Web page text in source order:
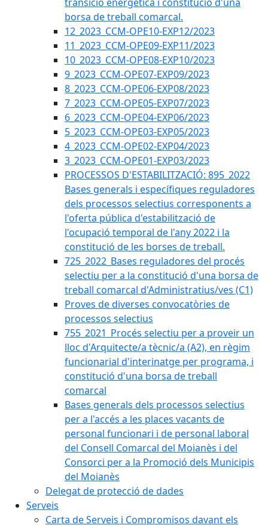
borsa de treball comarcal.
12_2023_CCM-OPE10-EXP12/2023
11_2023_CCM-OPE09-EXP11/2023
10_2023_CCM-OPE08-EXP10/2023
9_2023_CCM-OPE07-EXP09/2023
8_2023_CCM-OPE06-EXP08/2023
7_2023_CCM-OPE05-EXP07/2023
6_2023_CCM-OPE04-EXP06/2023
5_2023_CCM-OPE03-EXP05/2023
4_2023_CCM-OPE02-EXP04/2023
3_2023_CCM-OPE01-EXP03/2023
PROCESSOS D'ESTABILITZACIÓ: 895_2022
Bases generals i específiques reguladores
dels processos selectius corresponents a
l'oferta pública d'estabilització de
l'ocupació temporal de l'any 2022 i la
constitució de les borses de treball.
725_2022_Bases reguladores del procés
selectiu per a la constitució d'una borsa de
treball comarcal d'Administratius/ves (C1)
Proves de diverses convocatòries de
processos selectius
755_2021_Procés selectiu per a proveir un
lloc d'Arquitecte/a tècnic/a (A2), en règim
funcionarial d'interinatge per programa, i
constitució d'una borsa de treball
comarcal
Bases generals dels processos selectius
per a l'accés a les places vacants de
personal funcionari i de personal laboral
del Consell Comarcal del Moianès i del
Consorci per a la Promoció dels Municipis
del Moianès
Delegat de protecció de dades
Serveis
Carta de Serveis i Compromisos davant els